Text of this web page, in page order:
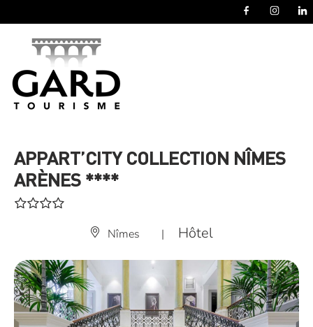
APPART’CITY COLLECTION NÎMES
ARÈNES ****
Nîmes | Hôtel